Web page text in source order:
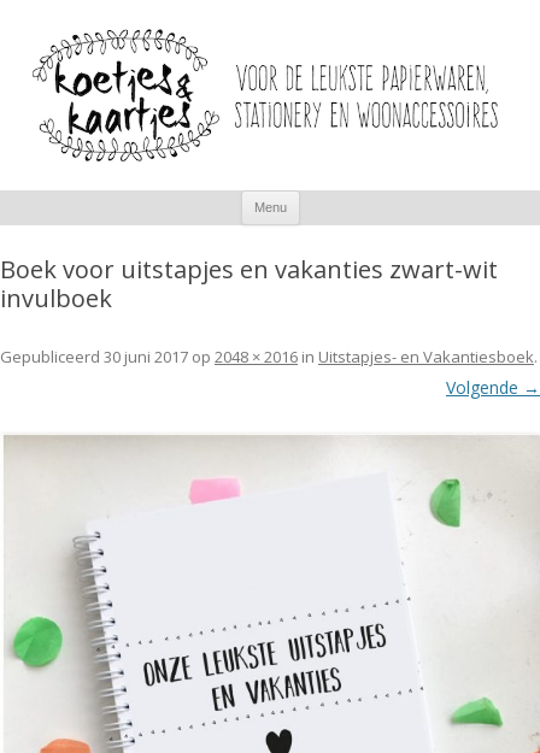
Menu
inhoud
Boek voor uitstapjes en vakanties zwart-wit
invulboek
Gepubliceerd 30 juni 2017 op 2048 × 2016 in Uitstapjes- en Vakantiesboek.
Volgende →